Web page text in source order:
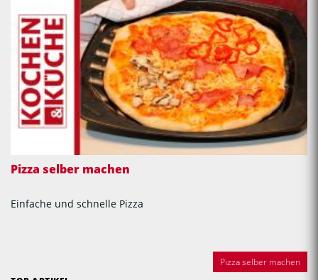
Pizza selber machen
Einfache und schnelle Pizza
Pizza selber machen